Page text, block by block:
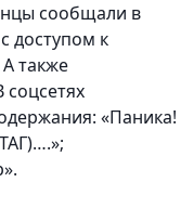
сообщали в
доступом к
также
«Паника!